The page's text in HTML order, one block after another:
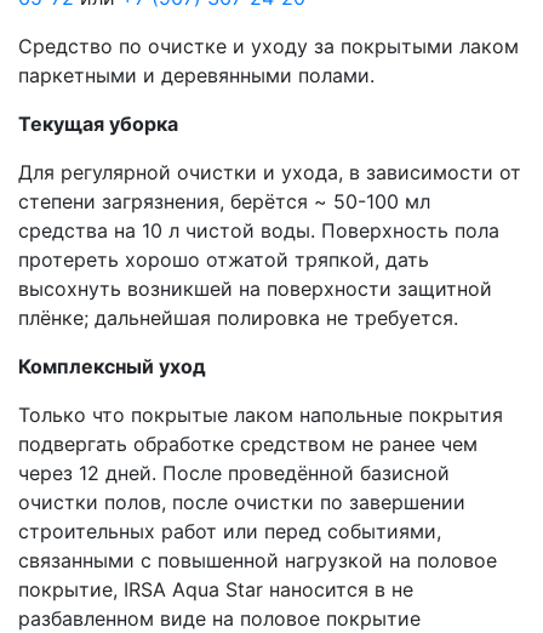
Средство по очистке и уходу за покрытыми лаком
паркетными и деревянными полами.
Текущая уборка
Для регулярной очистки и ухода, в зависимости от
степени загрязнения, берётся ~ 50-100 мл
средства на 10 л чистой воды. Поверхность пола
протереть хорошо отжатой тряпкой, дать
высохнуть возникшей на поверхности защитной
плёнке; дальнейшая полировка не требуется.
Комплексный уход
Только что покрытые лаком напольные покрытия
подвергать обработке средством не ранее чем
через 12 дней. После проведённой базисной
очистки полов, после очистки по завершении
строительных работ или перед событиями,
связанными с повышенной нагрузкой на половое
покрытие, IRSA Aqua Star наносится в не
разбавленном виде на половое покрытие